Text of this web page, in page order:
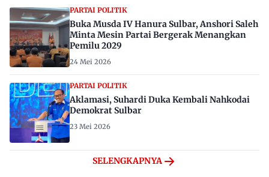
PARTAI POLITIK
Buka Musda IV Hanura Sulbar, Anshori Saleh
Minta Mesin Partai Bergerak Menangkan
Pemilu 2029
24 Mei 2026
PARTAI POLITIK
Aklamasi, Suhardi Duka Kembali Nahkodai
Demokrat Sulbar
23 Mei 2026
SELENGKAPNYA